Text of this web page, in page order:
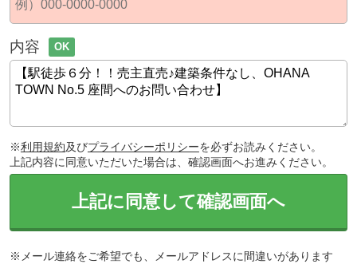
内容 OK
※利用規約及びプライバシーポリシーを必ずお読みください。
上記内容に同意いただいた場合は、確認画面へお進みください。
上記に同意して確認画面へ
※メール連絡をご希望でも、メールアドレスに間違いがあります